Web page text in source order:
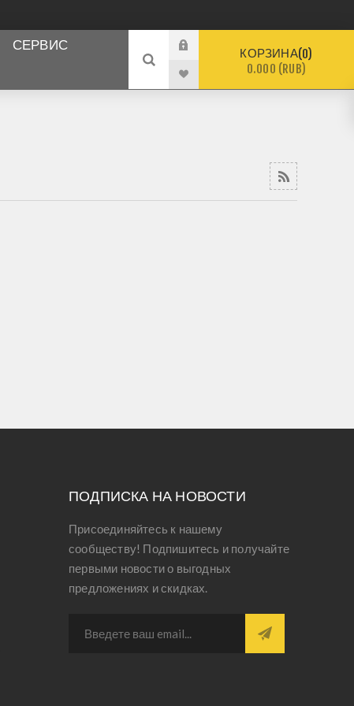
СЕРВИС
КОРЗИНА 0
0.000 (RUB)
ПОДПИСКА НА НОВОСТИ
Присоединяйтесь к нашему
сообществу! Подпишитесь и получайте
первыми новости о выгодных
предложениях и скидках.